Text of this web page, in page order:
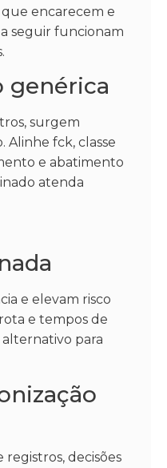
encarecem e
a seguir funcionam
genérica
surgem
Alinhe fck, classe
e abatimento
atenda
e elevam risco
e tempos de
para
registros, decisões